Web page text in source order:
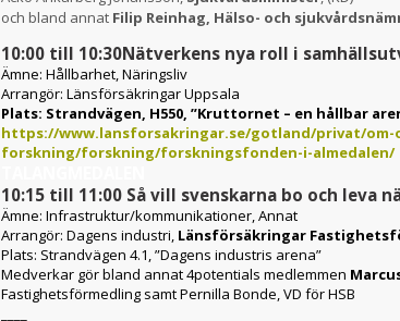
och bland annat Filip Reinhag, Hälso- och
10:00 till 10:30Nätverkens nya roll i
Ämne: Hållbarhet, Näringsliv
Arrangör: Länsförsäkringar Uppsala
Plats: Strandvägen, H550, ”Kruttornet – en hållbar
https://www.lansforsakringar.se/gotland/privat/om-
forskning/forskning/forskningsfonden-i-almedalen/
10:15 till 11:00 Så vill svenskarna bo och leva
Ämne: Infrastruktur/kommunikationer, Annat
Arrangör: Dagens industri, Länsförsäkringar
Plats: Strandvägen 4.1, ”Dagens industris arena”
Medverkar gör bland annat 4potentials medlemmen
Fastighetsförmedling samt Pernilla Bonde, VD för HSB